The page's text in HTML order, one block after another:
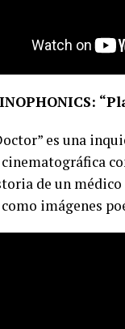
es una
de un
imágenes